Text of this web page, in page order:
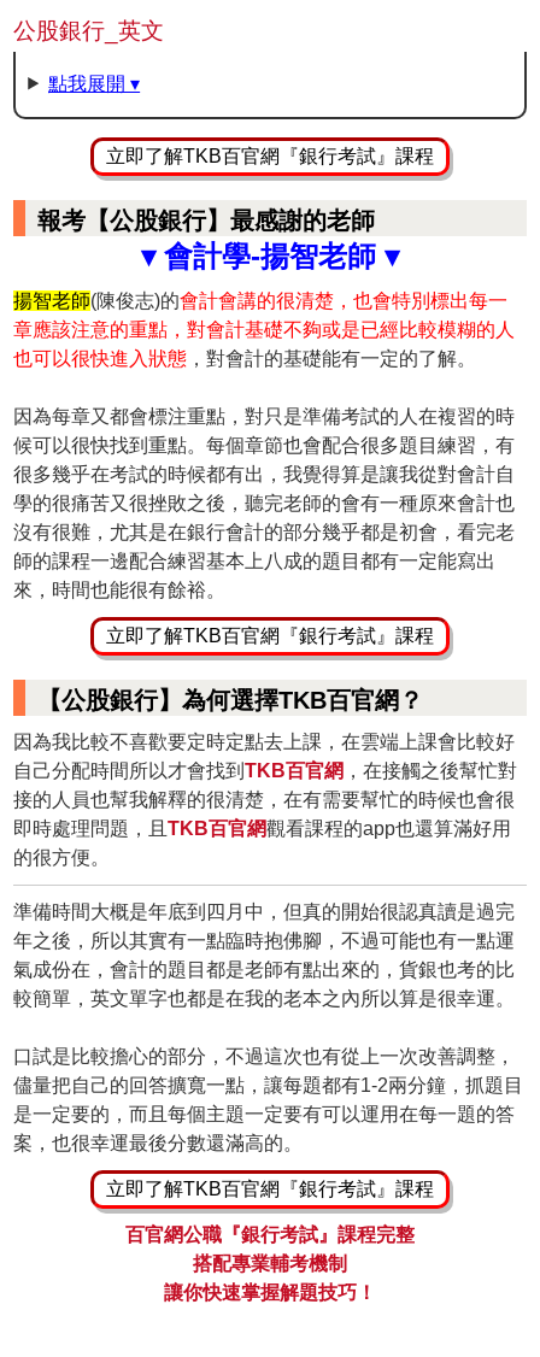
公股銀行_英文
點我展開 ▾
立即了解TKB百官網『銀行考試』課程
報考【公股銀行】最感謝的老師
▾ 會計學-揚智老師 ▾
揚智老師(陳俊志)的會計會講的很清楚，也會特別標出每一
章應該注意的重點，對會計基礎不夠或是已經比較模糊的人
也可以很快進入狀態 ，對會計的基礎能有一定的了解。
因為每章又都會標注重點，對只是準備考試的人在複習的時
候可以很快找到重點。每個章節也會配合很多題目練習，有
很多幾乎在考試的時候都有出，我覺得算是讓我從對會計自
學的很痛苦又很挫敗之後，聽完老師的會有一種原來會計也
沒有很難，尤其是在銀行會計的部分幾乎都是初會，看完老
師的課程一邊配合練習基本上八成的題目都有一定能寫出
來，時間也能很有餘裕。
立即了解TKB百官網『銀行考試』課程
【公股銀行】為何選擇TKB百官網？
因為我比較不喜歡要定時定點去上課，在雲端上課會比較好
自己分配時間所以才會找到TKB百官網 ，在接觸之後幫忙對
接的人員也幫我解釋的很清楚，在有需要幫忙的時候也會很
即時處理問題，且TKB百官網觀看課程的app也還算滿好用
的很方便。
準備時間大概是年底到四月中，但真的開始很認真讀是過完
年之後，所以其實有一點臨時抱佛腳，不過可能也有一點運
氣成份在，會計的題目都是老師有點出來的，貨銀也考的比
較簡單，英文單字也都是在我的老本之內所以算是很幸運。
口試是比較擔心的部分，不過這次也有從上一次改善調整，
儘量把自己的回答擴寬一點，讓每題都有1-2兩分鐘，抓題目
是一定要的，而且每個主題一定要有可以運用在每一題的答
案，也很幸運最後分數還滿高的。
立即了解TKB百官網『銀行考試』課程
百官網公職『銀行考試』課程完整
搭配專業輔考機制
讓你快速掌握解題技巧！